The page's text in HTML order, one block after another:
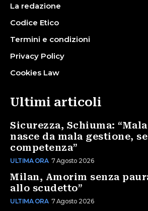
La redazione
Codice Etico
Termini e condizioni
Privacy Policy
Cookies Law
Ultimi articoli
Sicurezza, Schiuma:
nasce da mala gestione,
competenza”
ULTIMA ORA 7 Agosto 2026
Milan, Amorim senza
allo scudetto”
ULTIMA ORA 7 Agosto 2026